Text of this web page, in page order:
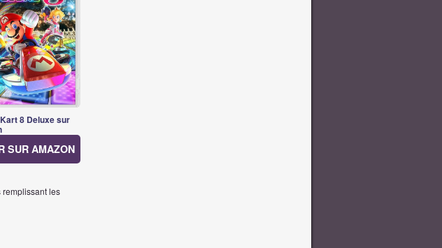
8 Deluxe sur
SUR AMAZON
remplissant les